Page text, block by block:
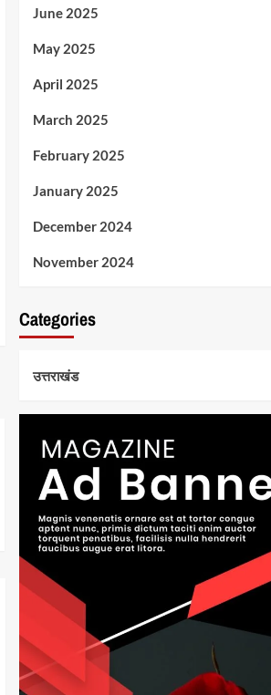
June 2025
May 2025
April 2025
March 2025
February 2025
January 2025
December 2024
November 2024
Categories
उत्तराखंड